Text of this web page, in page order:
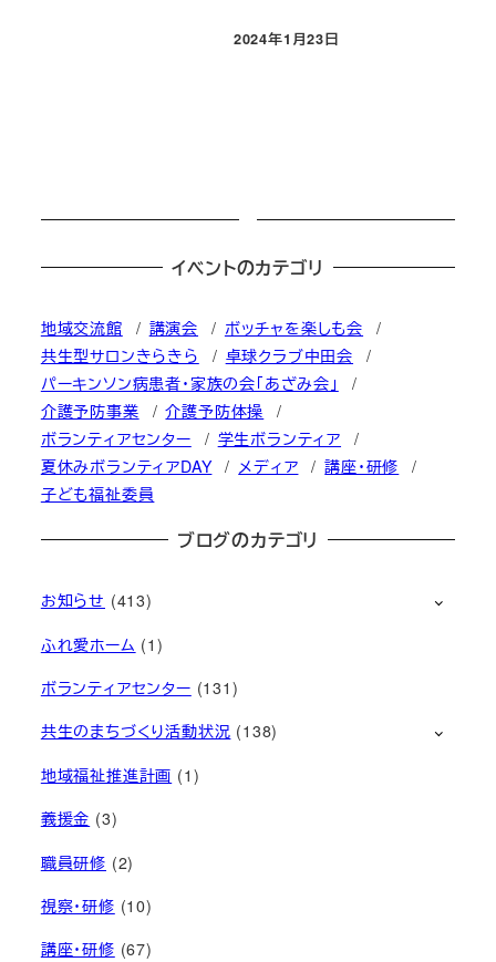
投稿日
2024年1月23日
イベントのカテゴリ
地域交流館 講演会
ボッチャを楽しも会
共生型サロンきらきら
卓球クラブ中田会
パーキンソン病患者・家族の会「あざみ会」
介護予防事業
介護予防体操
ボランティアセンター
学生ボランティア
夏休みボランティアDAY
メディア
講座・研修
子ども福祉委員
ブログのカテゴリ
お知らせ (413)
ふれ愛ホーム (1)
ボランティアセンター (131)
共生のまちづくり活動状況 (138)
地域福祉推進計画 (1)
義援金 (3)
職員研修 (2)
視察・研修 (10)
講座・研修 (67)